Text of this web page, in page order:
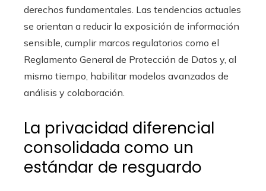
derechos fundamentales. Las tendencias actuales
se orientan a reducir la exposición de información
sensible, cumplir marcos regulatorios como el
Reglamento General de Protección de Datos y, al
mismo tiempo, habilitar modelos avanzados de
análisis y colaboración.
La privacidad diferencial
consolidada como un
estándar de resguardo